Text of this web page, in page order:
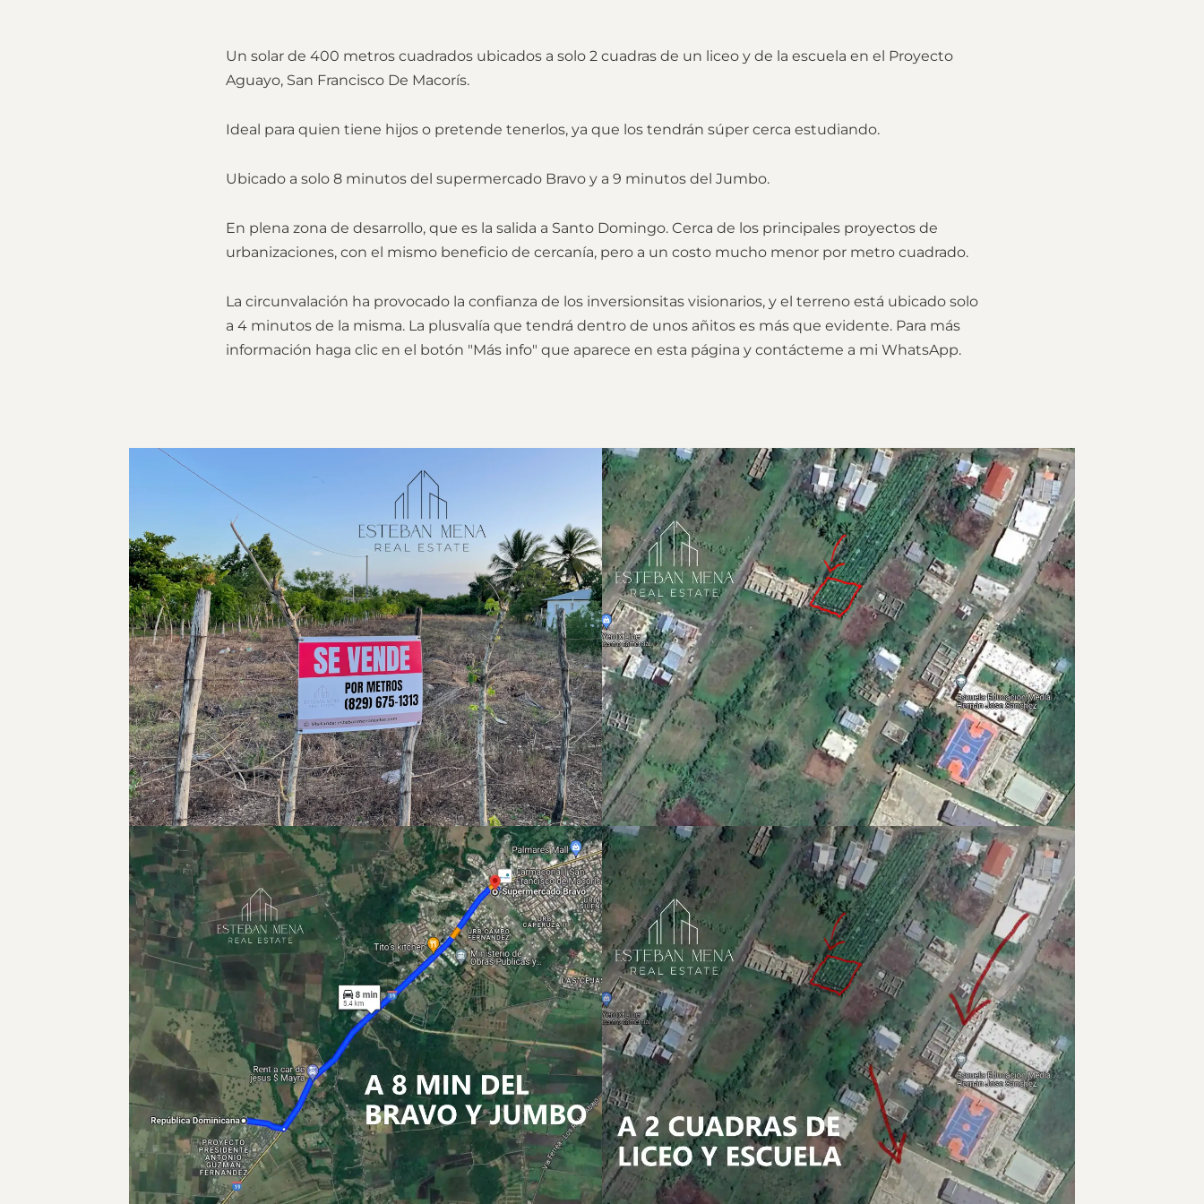
Un solar de 400 metros cuadrados ubicados a solo 2 cuadras de un liceo y de la escuela en el Proyecto
Aguayo, San Francisco De Macorís.
Ideal para quien tiene hijos o pretende tenerlos, ya que los tendrán súper cerca estudiando.
Ubicado a solo 8 minutos del supermercado Bravo y a 9 minutos del Jumbo.
En plena zona de desarrollo, que es la salida a Santo Domingo. Cerca de los principales proyectos de
urbanizaciones, con el mismo beneficio de cercanía, pero a un costo mucho menor por metro cuadrado.
La circunvalación ha provocado la confianza de los inversionsitas visionarios, y el terreno está ubicado solo
a 4 minutos de la misma. La plusvalía que tendrá dentro de unos añitos es más que evidente. Para más
información haga clic en el botón "Más info" que aparece en esta página y contácteme a mi WhatsApp.
Enviar